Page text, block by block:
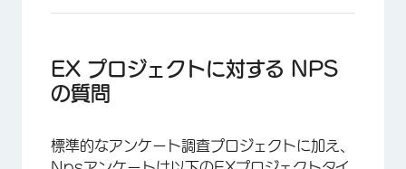
EX プロジェクトに対する NPS
の質問
標準的なアンケート調査プロジェクトに加え、